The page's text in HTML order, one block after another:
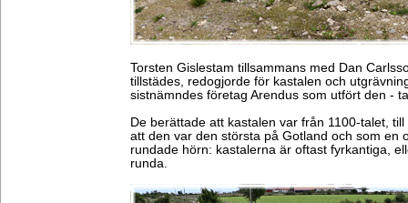
Torsten Gislestam tillsammans med Dan
tillstädes, redogjorde för kastalen och
sistnämndes företag Arendus som utfört den -
De berättade att kastalen var från 1100-talet,
att den var den största på Gotland och som en
rundade hörn: kastalerna är oftast fyrkantiga,
runda.